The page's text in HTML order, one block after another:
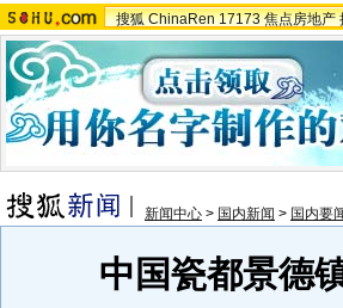
搜狐 ChinaRen 17173 焦点房地产
新闻中心 > 国内新闻 > 国内要
中国瓷都景德